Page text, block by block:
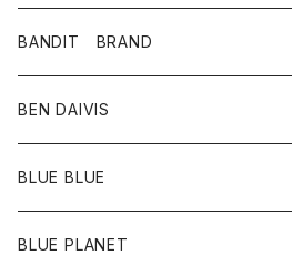
パンツ
靴
革ジャケット
アクセサリー
バッグ
ポーチ
BANDIT BRAND
トップス
Ｔシャツ
BEN DAIVIS
ポトム
パンツ
BLUE BLUE
アウター
BLUE PLANET